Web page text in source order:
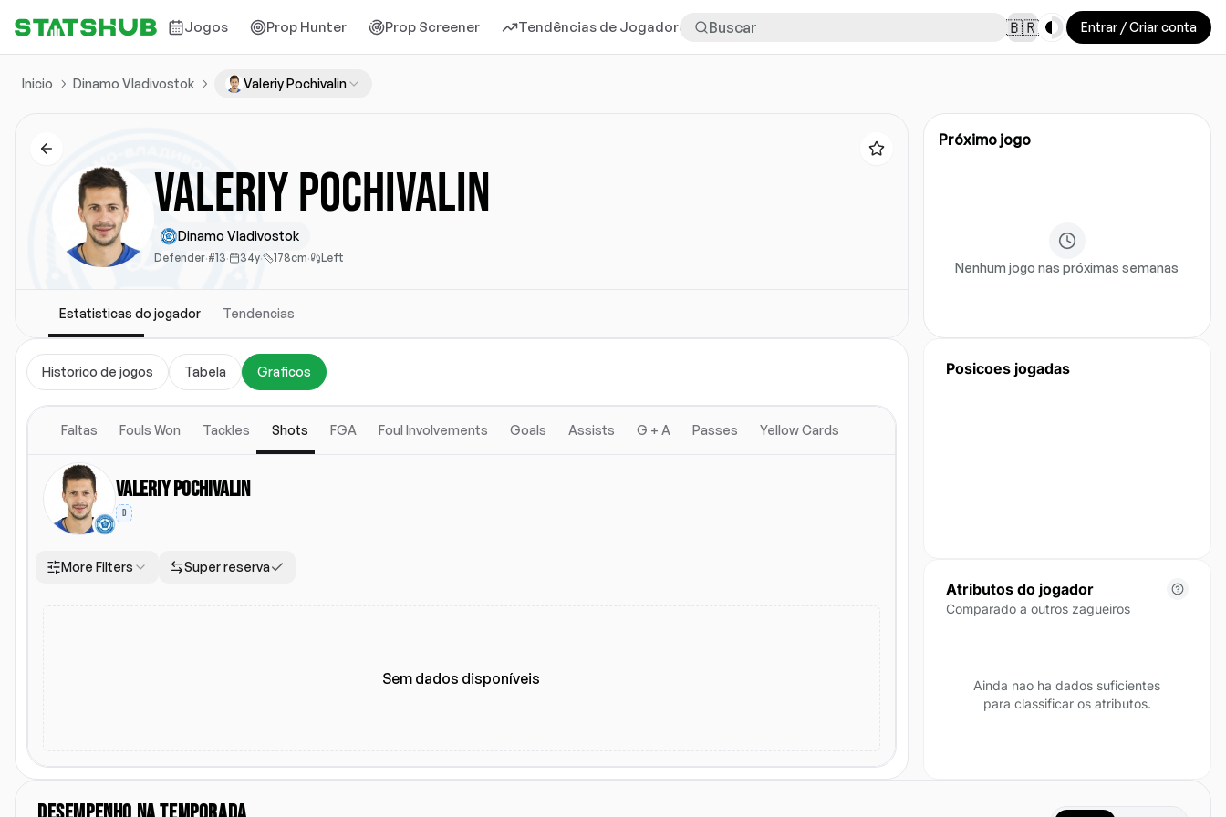
Jogos Prop Hunter Prop Screener Tendências de Jogadores Mais 🇧🇷 Toggle theme
Entrar / Criar conta
Inicio Dinamo Vladivostok Valeriy Pochivalin
Valeriy Pochivalin
Dinamo Vladivostok
Defender·#13· 34y· 178cm· Left
Estatisticas do jogador Tendencias
Próximo jogo
Nenhum jogo nas próximas semanas
Historico de jogos Tabela Graficos
Faltas Fouls Won Tackles Shots FGA Foul Involvements Goals Assists G + A Passes Yellow Cards
Valeriy Pochivalin
D
More Filters Super reserva
Sem dados disponíveis
Posicoes jogadas
Atributos do jogador
Comparado a outros zagueiros
Ainda nao ha dados suficientes
para classificar os atributos.